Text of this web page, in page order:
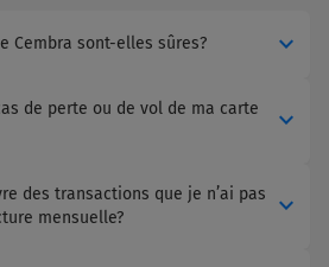
Cembra sont-elles sûres? expand_more
de perte ou de vol de ma carte
expand_more
des transactions que je n’ai pas
mensuelle?
expand_more